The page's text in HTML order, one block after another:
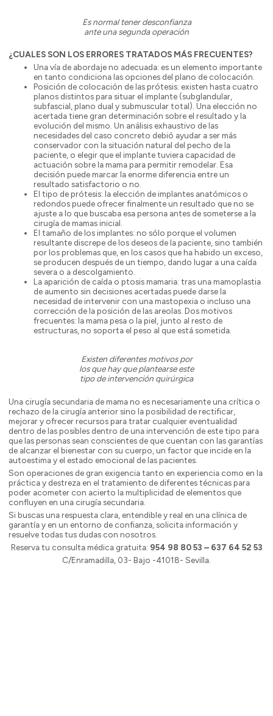
Es normal tener desconfianza
ante una segunda operación
¿CUALES SON LOS ERRORES TRATADOS MÁS FRECUENTES?
Una vía de abordaje no adecuada: es un elemento importante
en tanto condiciona las opciones del plano de colocación.
Posición de colocación de las prótesis: existen hasta cuatro
planos distintos para situar el implante (subglandular,
subfascial, plano dual y submuscular total). Una elección no
acertada tiene gran determinación sobre el resultado y la
evolución del mismo. Un análisis exhaustivo de las
necesidades del caso concreto debió ayudar a ser más
conservador con la situación natural del pecho de la
paciente, o elegir que el implante tuviera capacidad de
actuación sobre la mama para permitir remodelar. Esa
decisión puede marcar la enorme diferencia entre un
resultado satisfactorio o no.
El tipo de prótesis: la elección de implantes anatómicos o
redondos puede ofrecer finalmente un resultado que no se
ajuste a lo que buscaba esa persona antes de someterse a la
cirugía de mamas inicial.
El tamaño de los implantes: no sólo porque el volumen
resultante discrepe de los deseos de la paciente, sino también
por los problemas que, en los casos que ha habido un exceso,
se producen después de un tiempo, dando lugar a una caída
severa o a descolgamiento.
La aparición de caída o ptosis mamaria: tras una mamoplastia
de aumento sin decisiones acertadas puede darse la
necesidad de intervenir con una mastopexia o incluso una
corrección de la posición de las areolas. Dos motivos
frecuentes: la mama pesa o la piel, junto al resto de
estructuras, no soporta el peso al que está sometida.
Existen diferentes motivos por
los que hay que plantearse este
tipo de intervención quirúrgica
Una cirugía secundaria de mama no es necesariamente una crítica o
rechazo de la cirugía anterior sino la posibilidad de rectificar,
mejorar y ofrecer recursos para tratar cualquier eventualidad
dentro de las posibles dentro de una intervención de este tipo para
que las personas sean conscientes de que cuentan con las garantías
de alcanzar el bienestar con su cuerpo, un factor que incide en la
autoestima y el estado emocional de las pacientes.
Son operaciones de gran exigencia tanto en experiencia como en la
práctica y destreza en el tratamiento de diferentes técnicas para
poder acometer con acierto la multiplicidad de elementos que
confluyen en una cirugía secundaria.
Si buscas una respuesta clara, entendible y real en una clínica de
garantía y en un entorno de confianza, solicita información y
resuelve todas tus dudas con nosotros.
Reserva tu consulta médica gratuita: 954 98 80 53 – 637 64 52 53
C/Enramadilla, 03- Bajo -41018- Sevilla.